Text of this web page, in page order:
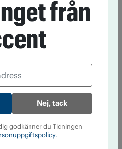
från
Nej, tack
godkänner du Tidningen